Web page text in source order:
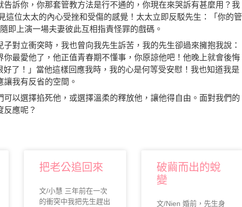
告訴你，你那套管教方法是行不通的，你現在來哭訴有甚麼用？我
位太太的內心受挫和受傷的感覺！太太立即反駁先生：「你的管
即上演一場夫妻彼此互相指責怪罪的戲碼。
子對立衝突時，我也曾向我先生訴苦，我的先生卻過來擁抱我說：
你最愛他了，他正值青春期不懂事，你原諒他吧！他晚上就會後悔
了！」當他這樣回應我時，我的心是何等受安慰！我也知道我是
我有反省的空間。
可以選擇掐死他，或選擇溫柔的釋放他，讓他得自由。面對我們的
反應呢？
把老公追回來
文/小慧 三年前在一次
的衝突中我把先生趕出
破繭而出的蛻
變
文/Nien 婚前，先生身